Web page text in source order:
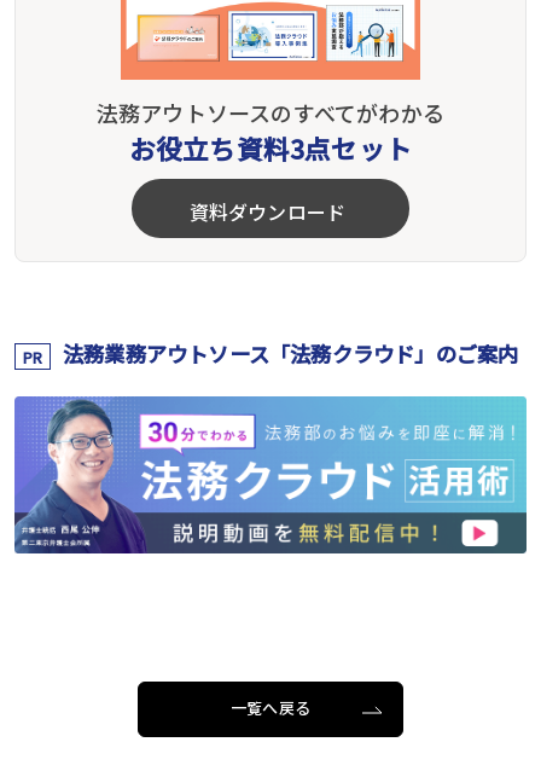
法務アウトソースのすべてがわかる
お役立ち資料3点セット
資料ダウンロード
PR 法務業務アウトソース「法務クラウド」のご案内
一覧へ戻る